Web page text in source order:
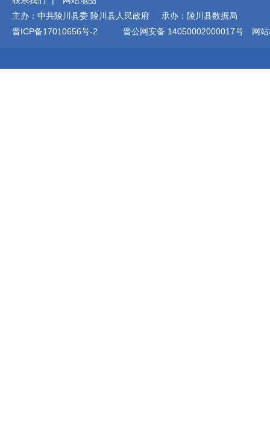
主办：中共陵川县委 陵川县人民政府 承办：陵川县数据局
晋ICP备17010656号-2
晋公网安备 14050002000017号 网